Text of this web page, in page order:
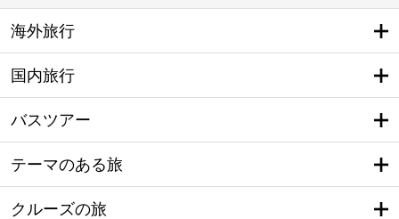
海外旅行
国内旅行
バスツアー
テーマのある旅
クルーズの旅